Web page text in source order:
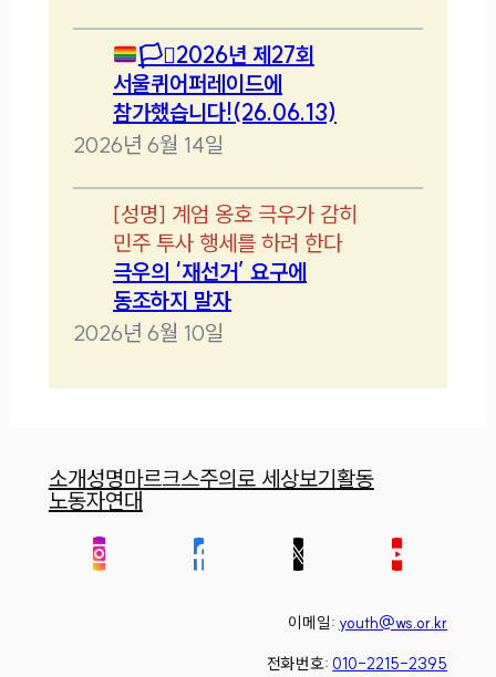
🏳️‍⚧️2026년 제27회
서울퀴어퍼레이드에
참가했습니다!(26.06.13)
2026년 6월 14일
[성명] 계엄 옹호 극우가 감히
민주 투사 행세를 하려 한다
극우의 ‘재선거’ 요구에
동조하지 말자
2026년 6월 10일
소개성명마르크스주의로 세상보기활동
노동자연대
이메일: youth@ws.or.kr
전화번호: 010-2215-2395